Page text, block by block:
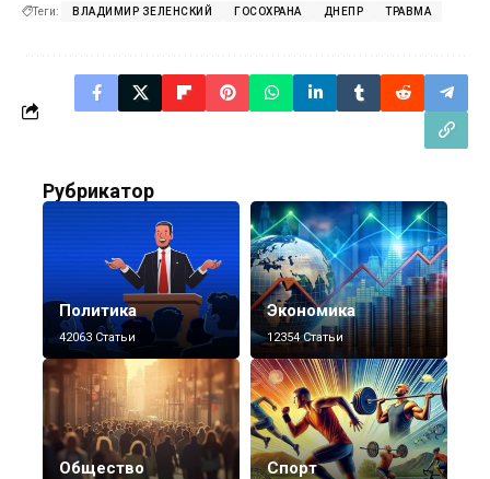
Теги: ВЛАДИМИР ЗЕЛЕНСКИЙ ГОСОХРАНА ДНЕПР ТРАВМА
Рубрикатор
Политика
42063 Статьи
Экономика
12354 Статьи
Общество Спорт